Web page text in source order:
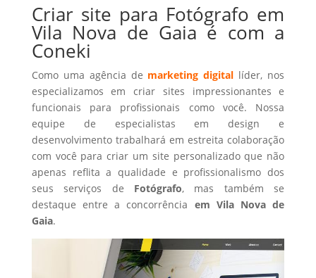
Criar site para Fotógrafo em
Vila Nova de Gaia é com a
Coneki
Como uma agência de marketing digital líder, nos
especializamos em criar sites impressionantes e
funcionais para profissionais como você. Nossa
equipe de especialistas em design e
desenvolvimento trabalhará em estreita colaboração
com você para criar um site personalizado que não
apenas reflita a qualidade e profissionalismo dos
seus serviços de Fotógrafo, mas também se
destaque entre a concorrência em Vila Nova de
Gaia.